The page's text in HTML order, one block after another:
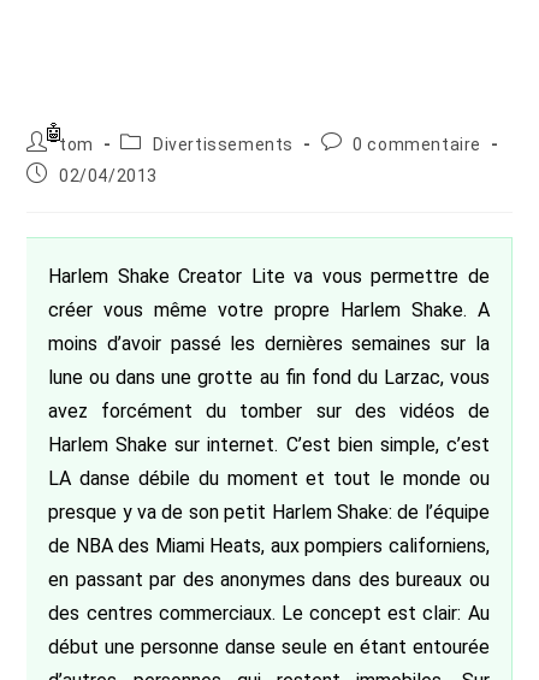
Auteur/autrice
de
la
tom
PostDivertissements
Commentaires
0 commentaire
Publication
02/04/2013
Harlem Shake Creator Lite va vous permettre de
créer vous même votre propre Harlem Shake. A
moins d’avoir passé les dernières semaines sur la
lune ou dans une grotte au fin fond du Larzac, vous
avez forcément du tomber sur des vidéos de
Harlem Shake sur internet. C’est bien simple, c’est
LA danse débile du moment et tout le monde ou
presque y va de son petit Harlem Shake: de l’équipe
de NBA des Miami Heats, aux pompiers californiens,
en passant par des anonymes dans des bureaux ou
des centres commerciaux. Le concept est clair: Au
début une personne danse seule en étant entourée